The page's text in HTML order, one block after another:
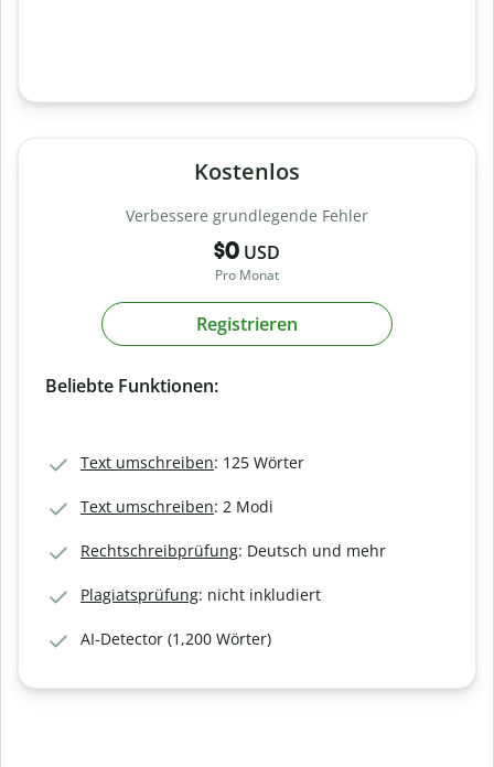
Kostenlos
Verbessere grundlegende Fehler
$0 USD
Pro Monat
Registrieren
Beliebte Funktionen:
Text umschreiben: 125 Wörter
Text umschreiben: 2 Modi
Rechtschreibprüfung: Deutsch und mehr
Plagiatsprüfung: nicht inkludiert
AI-Detector (1,200 Wörter)